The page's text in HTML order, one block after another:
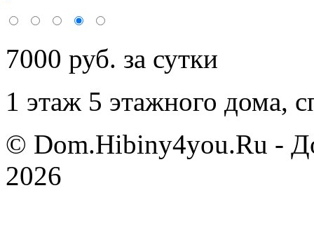
7000 руб. за сутки
1 этаж 5 этажного дома,
© Dom.Hibiny4you.Ru -
2026